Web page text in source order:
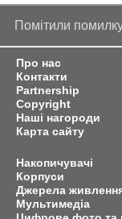
Помітили
Про нас
Контакти
Partnership
Copyright
Наші нагороди
Карта сайту
Накопичувачі
Корпуси
Джерела
Мультимедіа